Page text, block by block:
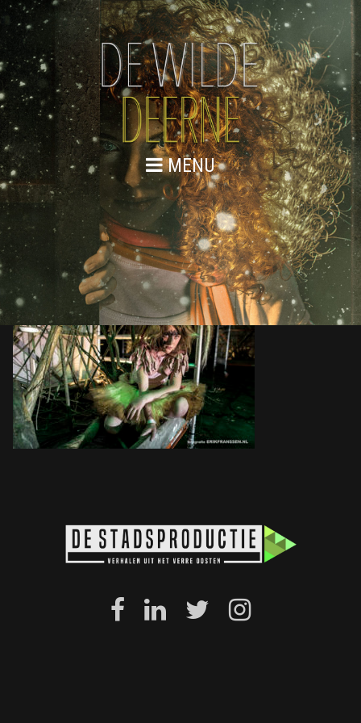
MENU
DE WILDE DEERNE – SCENEFOTO
EXTRA 09